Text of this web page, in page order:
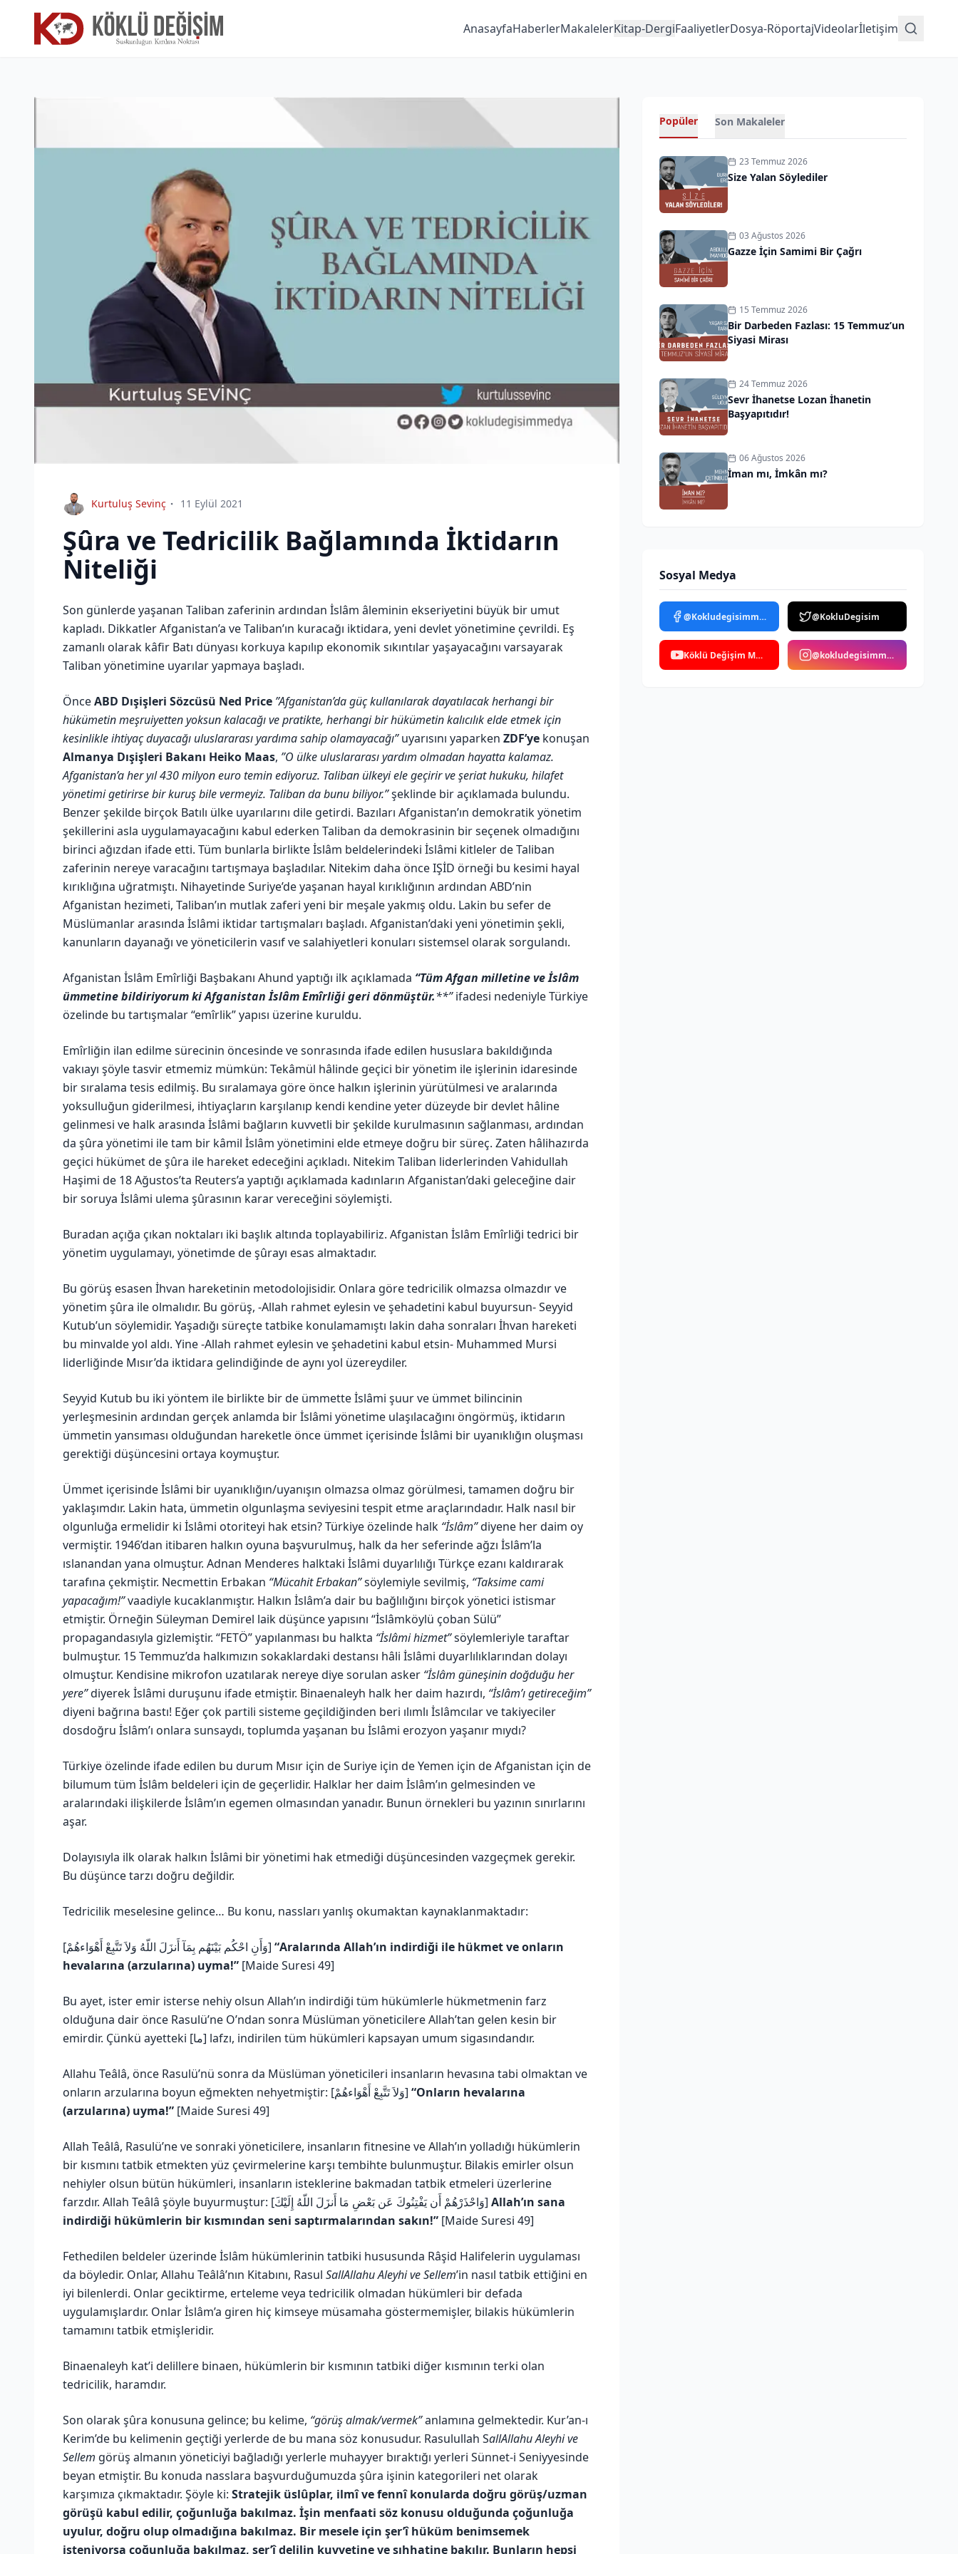
AnasayfaHaberlerMakalelerKitap-DergiFaaliyetlerDosya-RöportajVideolarİletişim
Kurtuluş Sevinç 11 Eylül 2021
Şûra ve Tedricilik Bağlamında İktidarın
Niteliği
Son günlerde yaşanan Taliban zaferinin ardından İslâm âleminin ekseriyetini büyük bir umut
kapladı. Dikkatler Afganistan’a ve Taliban’ın kuracağı iktidara, yeni devlet yönetimine çevrildi. Eş
zamanlı olarak kâfir Batı dünyası korkuya kapılıp ekonomik sıkıntılar yaşayacağını varsayarak
Taliban yönetimine uyarılar yapmaya başladı.
ÖnceABD Dışişleri Sözcüsü Ned Price ”Afganistan’da güç kullanılarak dayatılacak herhangi bir
hükümetin meşruiyetten yoksun kalacağı ve pratikte, herhangi bir hükümetin kalıcılık elde etmek için
kesinlikle ihtiyaç duyacağı uluslararası yardıma sahip olamayacağı”uyarısını yaparken ZDF’ye konuşan
Almanya Dışişleri Bakanı Heiko Maas, ”O ülke uluslararası yardım olmadan hayatta kalamaz.
Afganistan’a her yıl 430 milyon euro temin ediyoruz. Taliban ülkeyi ele geçirir ve şeriat hukuku, hilafet
yönetimi getirirse bir kuruş bile vermeyiz. Taliban da bunu biliyor.”şeklinde bir açıklamada bulundu.
Benzer şekilde birçok Batılı ülke uyarılarını dile getirdi. Bazıları Afganistan’ın demokratik yönetim
şekillerini asla uygulamayacağını kabul ederken Taliban da demokrasinin bir seçenek olmadığını
birinci ağızdan ifade etti. Tüm bunlarla birlikte İslâm beldelerindeki İslâmi kitleler de Taliban
zaferinin nereye varacağını tartışmaya başladılar. Nitekim daha önce IŞİD örneği bu kesimi hayal
kırıklığına uğratmıştı. Nihayetinde Suriye’de yaşanan hayal kırıklığının ardından ABD’nin
Afganistan hezimeti, Taliban’ın mutlak zaferi yeni bir meşale yakmış oldu. Lakin bu sefer de
Müslümanlar arasında İslâmi iktidar tartışmaları başladı. Afganistan’daki yeni yönetimin şekli,
kanunların dayanağı ve yöneticilerin vasıf ve salahiyetleri konuları sistemsel olarak sorgulandı.
Afganistan İslâm Emîrliği Başbakanı Ahund yaptığı ilk açıklamada “Tüm Afgan milletine ve İslâm
ümmetine bildiriyorum ki Afganistan İslâm Emîrliği geri dönmüştür.**”ifadesi nedeniyle Türkiye
özelinde bu tartışmalar “emîrlik” yapısı üzerine kuruldu.
Emîrliğin ilan edilme sürecinin öncesinde ve sonrasında ifade edilen hususlara bakıldığında
vakıayı şöyle tasvir etmemiz mümkün: Tekâmül hâlinde geçici bir yönetim ile işlerinin idaresinde
bir sıralama tesis edilmiş. Bu sıralamaya göre önce halkın işlerinin yürütülmesi ve aralarında
yoksulluğun giderilmesi, ihtiyaçların karşılanıp kendi kendine yeter düzeyde bir devlet hâline
gelinmesi ve halk arasında İslâmi bağların kuvvetli bir şekilde kurulmasının sağlanması, ardından
da şûra yönetimi ile tam bir kâmil İslâm yönetimini elde etmeye doğru bir süreç. Zaten hâlihazırda
geçici hükümet de şûra ile hareket edeceğini açıkladı. Nitekim Taliban liderlerinden Vahidullah
Haşimi de 18 Ağustos’ta Reuters’a yaptığı açıklamada kadınların Afganistan’daki geleceğine dair
bir soruya İslâmi ulema şûrasının karar vereceğini söylemişti.
Buradan açığa çıkan noktaları iki başlık altında toplayabiliriz. Afganistan İslâm Emîrliği tedrici bir
yönetim uygulamayı, yönetimde de şûrayı esas almaktadır.
Bu görüş esasen İhvan hareketinin metodolojisidir. Onlara göre tedricilik olmazsa olmazdır ve
yönetim şûra ile olmalıdır. Bu görüş, -Allah rahmet eylesin ve şehadetini kabul buyursun- Seyyid
Kutub’un söylemidir. Yaşadığı süreçte tatbike konulamamıştı lakin daha sonraları İhvan hareketi
bu minvalde yol aldı. Yine -Allah rahmet eylesin ve şehadetini kabul etsin- Muhammed Mursi
liderliğinde Mısır’da iktidara gelindiğinde de aynı yol üzereydiler.
Seyyid Kutub bu iki yöntem ile birlikte bir de ümmette İslâmi şuur ve ümmet bilincinin
yerleşmesinin ardından gerçek anlamda bir İslâmi yönetime ulaşılacağını öngörmüş, iktidarın
ümmetin yansıması olduğundan hareketle önce ümmet içerisinde İslâmi bir uyanıklığın oluşması
gerektiği düşüncesini ortaya koymuştur.
Ümmet içerisinde İslâmi bir uyanıklığın/uyanışın olmazsa olmaz görülmesi, tamamen doğru bir
yaklaşımdır. Lakin hata, ümmetin olgunlaşma seviyesini tespit etme araçlarındadır. Halk nasıl bir
olgunluğa ermelidir ki İslâmi otoriteyi hak etsin? Türkiye özelinde halk “İslâm”diyene her daim oy
vermiştir. 1946’dan itibaren halkın oyuna başvurulmuş, halk da her seferinde ağzı İslâm’la
ıslanandan yana olmuştur. Adnan Menderes halktaki İslâmi duyarlılığı Türkçe ezanı kaldırarak
tarafına çekmiştir. Necmettin Erbakan “Mücahit Erbakan”söylemiyle sevilmiş, “Taksime cami
yapacağım!”vaadiyle kucaklanmıştır. Halkın İslâm’a dair bu bağlılığını birçok yönetici istismar
etmiştir. Örneğin Süleyman Demirel laik düşünce yapısını “İslâmköylü çoban Sülü”
propagandasıyla gizlemiştir. “FETÖ” yapılanması bu halkta “İslâmi hizmet”söylemleriyle taraftar
bulmuştur. 15 Temmuz’da halkımızın sokaklardaki destansı hâli İslâmi duyarlılıklarından dolayı
olmuştur. Kendisine mikrofon uzatılarak nereye diye sorulan asker “İslâm güneşinin doğduğu her
yere”diyerek İslâmi duruşunu ifade etmiştir. Binaenaleyh halk her daim hazırdı, “İslâm’ı getireceğim”
diyeni bağrına bastı! Eğer çok partili sisteme geçildiğinden beri ılımlı İslâmcılar ve takiyeciler
dosdoğru İslâm’ı onlara sunsaydı, toplumda yaşanan bu İslâmi erozyon yaşanır mıydı?
Türkiye özelinde ifade edilen bu durum Mısır için de Suriye için de Yemen için de Afganistan için de
bilumum tüm İslâm beldeleri için de geçerlidir. Halklar her daim İslâm’ın gelmesinden ve
aralarındaki ilişkilerde İslâm’ın egemen olmasından yanadır. Bunun örnekleri bu yazının sınırlarını
aşar.
Dolayısıyla ilk olarak halkın İslâmi bir yönetimi hak etmediği düşüncesinden vazgeçmek gerekir.
Bu düşünce tarzı doğru değildir.
Tedricilik meselesine gelince… Bu konu, nassları yanlış okumaktan kaynaklanmaktadır:
[وَأَنِ احْكُم بَيْنَهُم بِمَآ أَنزَلَ اللّهُ وَلاَ تَتَّبِعْ أَهْوَاءهُمْ] “Aralarında Allah’ın indirdiği ile hükmet ve onların
hevalarına (arzularına) uyma!” [Maide Suresi 49]
Bu ayet, ister emir isterse nehiy olsun Allah’ın indirdiği tüm hükümlerle hükmetmenin farz
olduğuna dair önce Rasulü’ne O’ndan sonra Müslüman yöneticilere Allah’tan gelen kesin bir
emirdir. Çünkü ayetteki [ما] lafzı, indirilen tüm hükümleri kapsayan umum sigasındandır.
Allahu Teâlâ, önce Rasulü’nü sonra da Müslüman yöneticileri insanların hevasına tabi olmaktan ve
onların arzularına boyun eğmekten nehyetmiştir: [وَلاَ تَتَّبِعْ أَهْوَاءهُمْ] “Onların hevalarına
(arzularına) uyma!” [Maide Suresi 49]
Allah Teâlâ, Rasulü’ne ve sonraki yöneticilere, insanların fitnesine ve Allah’ın yolladığı hükümlerin
bir kısmını tatbik etmekten yüz çevirmelerine karşı tembihte bulunmuştur. Bilakis emirler olsun
nehiyler olsun bütün hükümleri, insanların isteklerine bakmadan tatbik etmeleri üzerlerine
farzdır. Allah Teâlâ şöyle buyurmuştur: [وَاحْذَرْهُمْ أَن يَفْتِنُوكَ عَن بَعْضِ مَا أَنزَلَ اللّهُ إِلَيْكَ] Allah’ın sana
indirdiği hükümlerin bir kısmından seni saptırmalarından sakın!” [Maide Suresi 49]
Fethedilen beldeler üzerinde İslâm hükümlerinin tatbiki hususunda Râşid Halifelerin uygulaması
da böyledir. Onlar, Allahu Teâlâ’nın Kitabını, Rasul SallAllahu Aleyhi ve Sellem’in nasıl tatbik ettiğini en
iyi bilenlerdi. Onlar geciktirme, erteleme veya tedricilik olmadan hükümleri bir defada
uygulamışlardır. Onlar İslâm’a giren hiç kimseye müsamaha göstermemişler, bilakis hükümlerin
tamamını tatbik etmişleridir.
Binaenaleyh kat’i delillere binaen, hükümlerin bir kısmının tatbiki diğer kısmının terki olan
tedricilik, haramdır.
Son olarak şûra konusuna gelince; bu kelime, “görüş almak/vermek”anlamına gelmektedir. Kur’an-ı
Kerim’de bu kelimenin geçtiği yerlerde de bu mana söz konusudur. Rasulullah SallAllahu Aleyhi ve
Sellem görüş almanın yöneticiyi bağladığı yerlerle muhayyer bıraktığı yerleri Sünnet-i Seniyyesinde
beyan etmiştir. Bu konuda nasslara başvurduğumuzda şûra işinin kategorileri net olarak
karşımıza çıkmaktadır. Şöyle ki: Stratejik üslûplar, ilmî ve fennî konularda doğru görüş/uzman
görüşü kabul edilir, çoğunluğa bakılmaz. İşin menfaati söz konusu olduğunda çoğunluğa
uyulur, doğru olup olmadığına bakılmaz. Bir mesele için şer’î hüküm benimsemek
isteniyorsa çoğunluğa bakılmaz, şer’î delilin kuvvetine ve sıhhatine bakılır. Bunların hepsi
Popüler Son Makaleler
23 Temmuz 2026
Size Yalan Söylediler
03 Ağustos 2026
Gazze İçin Samimi Bir Çağrı
15 Temmuz 2026
Bir Darbeden Fazlası: 15 Temmuz’un
Siyasi Mirası
24 Temmuz 2026
Sevr İhanetse Lozan İhanetin
Başyapıtıdır!
06 Ağustos 2026
İman mı, İmkân mı?
Sosyal Medya
@Kokludegisimmedya @KokluDegisim
Köklü Değişim Medya @kokludegisimmedya